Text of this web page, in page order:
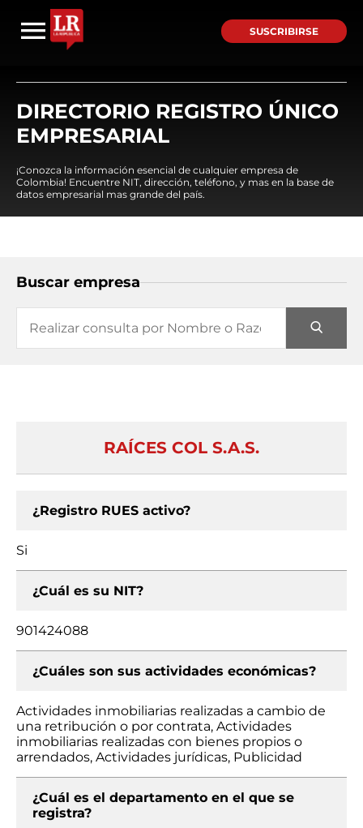
SUSCRIBIRSE
DIRECTORIO REGISTRO ÚNICO
EMPRESARIAL
¡Conozca la información esencial de cualquier empresa de
Colombia! Encuentre NIT, dirección, teléfono, y mas en la base de
datos empresarial mas grande del país.
Buscar empresa
RAÍCES COL S.A.S.
¿Registro RUES activo?
Si
¿Cuál es su NIT?
901424088
¿Cuáles son sus actividades económicas?
Actividades inmobiliarias realizadas a cambio de
una retribución o por contrata, Actividades
inmobiliarias realizadas con bienes propios o
arrendados, Actividades jurídicas, Publicidad
¿Cuál es el departamento en el que se
registra?